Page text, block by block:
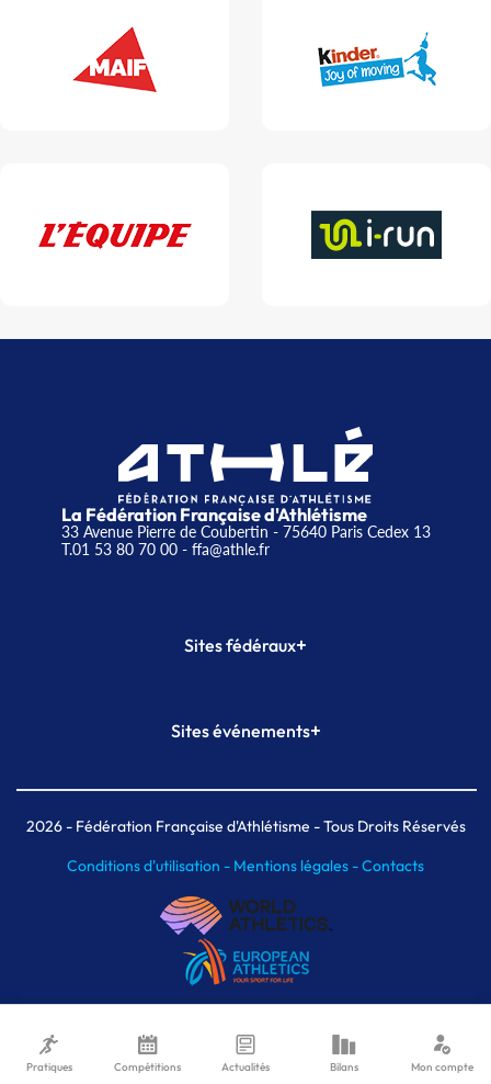
La Fédération Française d'Athlétisme
33 Avenue Pierre de Coubertin - 75640 Paris Cedex 13
T.01 53 80 70 00- ffa@athle.fr
Sites fédéraux+
Plateforme Formation
Sites événements+
Meeting de Paris indoor
MAIF Ekiden de Paris
2026- Fédération Française d'Athlétisme - Tous Droits Réservés
Conditions d'utilisation - Mentions légales -Contacts
Pratiques Compétitions Actualités Bilans Mon compte